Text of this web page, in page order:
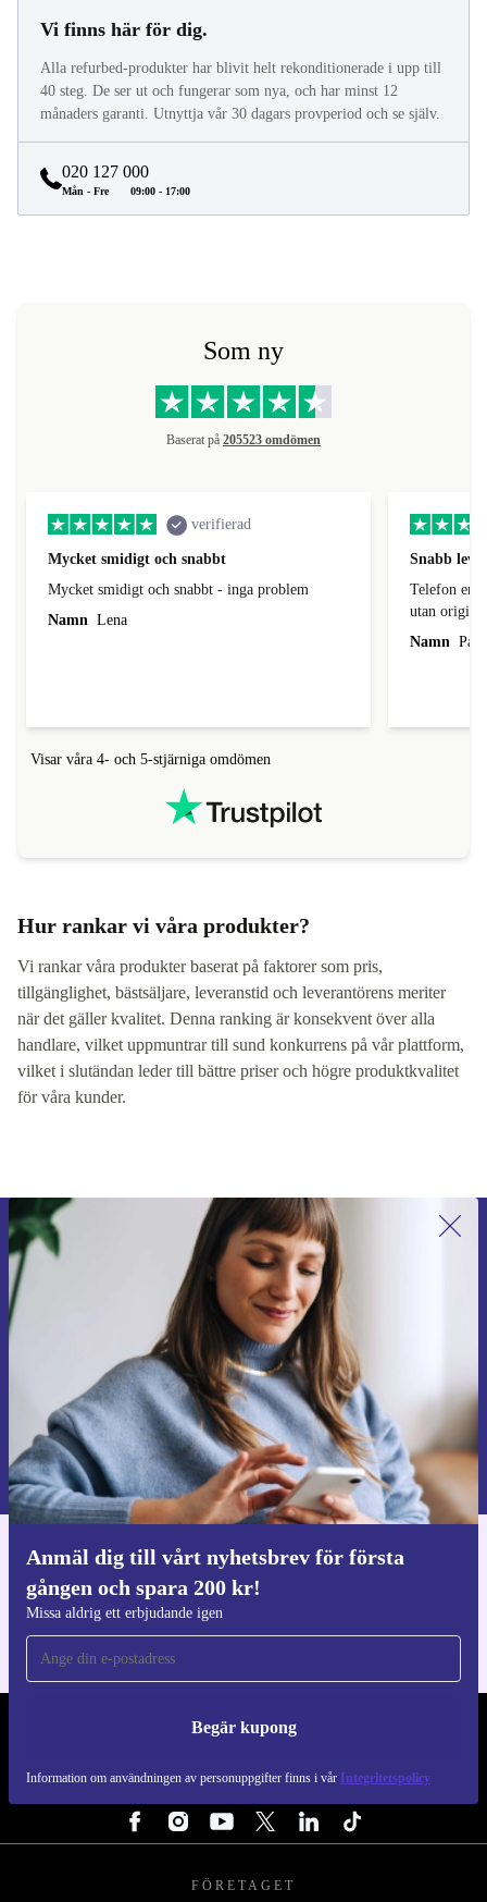
Vi finns här för dig.
Alla refurbed-produkter har blivit helt rekonditionerade i upp till
40 steg. De ser ut och fungerar som nya, och har minst 12
månaders garanti. Utnyttja vår 30 dagars provperiod och se själv.
020 127 000
Mån - Fre 09:00 - 17:00
Som ny
Baserat på 205523 omdömen
verifierad
Mycket smidigt och snabbt
Mycket smidigt och snabbt - inga problem
Namn Lena
Snabb
Telefon
utan
Namn
Visar våra 4- och 5-stjärniga omdömen
Hur rankar vi våra produkter?
Vi rankar våra produkter baserat på faktorer som pris,
tillgänglighet, bästsäljare, leveranstid och leverantörens meriter
när det gäller kvalitet. Denna ranking är konsekvent över alla
handlare, vilket uppmuntrar till sund konkurrens på vår plattform,
vilket i slutändan leder till bättre priser och högre produktkvalitet
för våra kunder.
Anmäl dig till vårt nyhetsbrev för första
gången och spara 200 kr!
Missa aldrig ett erbjudande igen
Begär kupong
Information om användningen av personuppgifter finns i vår Integritetspolicy
Anmäl dig till vårt nyhetsbrev för
första gången och spara 200 kr!
Missa aldrig ett erbjudande igen.
Begär kupong
Information om användningen av personuppgifter finns i vår
Integritetspolicy
Ladda ner refurbed appen
För iOS och Android
REFURBED SVERIGE - RETHINK NEW.
FÖLJ OSS
FÖRETAGET